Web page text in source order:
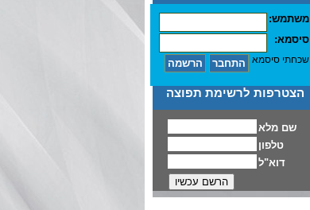
משתמש:
סיסמא:
שכחתי סיסמא
הצטרפות לרשימת תפוצה